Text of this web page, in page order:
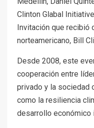
Clinton Glabal
Invitación que recibió
norteamericano, Bill
Desde 2008, este
cooperación entre
privado y la sociedad
como la resiliencia
desarrollo económico